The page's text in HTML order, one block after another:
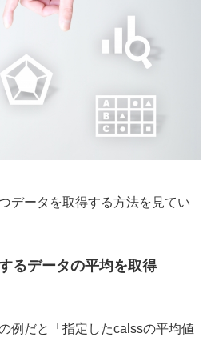
データを取得する方法を見てい
るデータの平均を取得
例だと「指定したcalssの平均値